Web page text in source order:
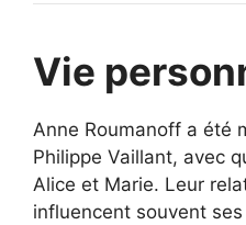
Vie
Anne Roumanoff a été
Philippe Vaillant, avec
Alice et Marie. Leur
influencent souvent